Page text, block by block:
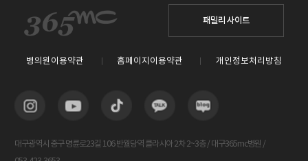
패밀리 사이트
병의원이용약관 홈페이지이용약관 개인정보처리방침
대구광역시 중구 명륜로23길 106 반월당역 클라시아 2차 2~3층 / 대구365mc병원 /